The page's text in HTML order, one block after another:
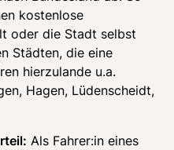
kostenlose
oder die Stadt selbst
Städten, die eine
hierzulande u.a.
Hagen, Lüdenscheidt,
Als Fahrer:in eines